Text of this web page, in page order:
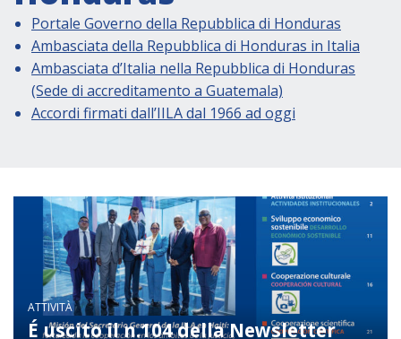
Segreteria Culturale
Segreteria Socio-economica
Segreteria Tecnico scientifica
Rete per la promozione dell’uguaglianza di
genere
Borse di Studio
Partnership
COOPERAZIONE
Portale Governo della Repubblica di Honduras
Ambasciata della Repubblica di Honduras in Italia
Ambasciata d’Italia nella Repubblica di Honduras
(Sede di accreditamento a Guatemala)
Accordi firmati dall’IILA dal 1966 ad oggi
ATTIVITÀ
É uscito il n.104 della Newsletter